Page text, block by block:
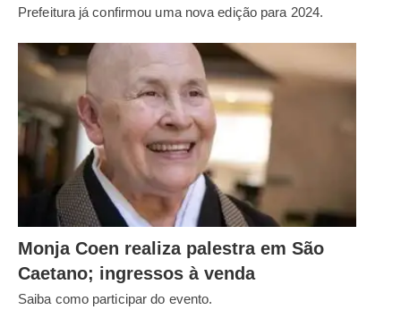
Prefeitura já confirmou uma nova edição para 2024.
Monja Coen realiza palestra em São
Caetano; ingressos à venda
Saiba como participar do evento.